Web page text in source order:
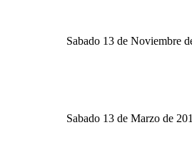
Sabado 13 de Noviembre
Sabado 13 de Marzo de